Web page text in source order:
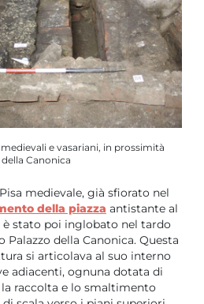
e vasariani, in prossimità
della Canonica
medievale, già sfiorato nel
della piazza antistante al
è stato poi inglobato nel tardo
Palazzo della Canonica. Questa
si articolava al suo interno
adiacenti, ognuna dotata di
raccolta e lo smaltimento